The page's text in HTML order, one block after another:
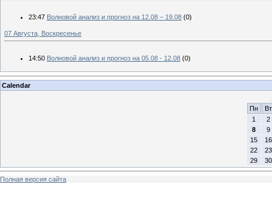
23:47 Волновой анализ и прогноз на 12.08 – 19.08 (0)
07 Августа, Воскресенье
14:50 Волновой анализ и прогноз на 05.08 - 12.08 (0)
Calendar
Пн
Вт
1
2
8
9
15
16
22
23
29
30
Полная версия сайта